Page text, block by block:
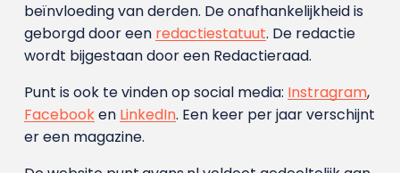
beïnvloeding van derden. De onafhankelijkheid is
geborgd door een redactiestatuut. De redactie
wordt bijgestaan door een Redactieraad.
Punt is ook te vinden op social media: Instragram,
Facebooken LinkedIn. Een keer per jaar verschijnt
er een magazine.